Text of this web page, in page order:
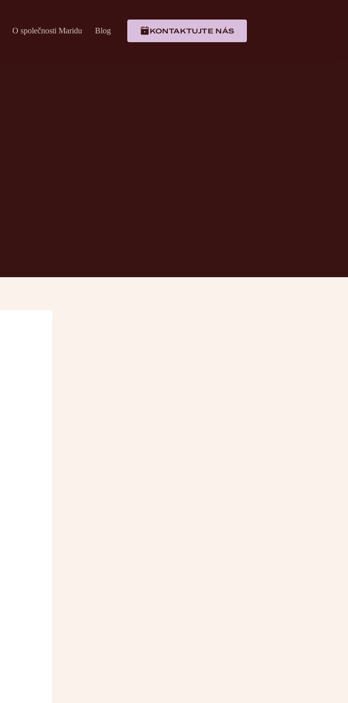
O společnosti Maridu Blog KONTAKTUJTE NÁS